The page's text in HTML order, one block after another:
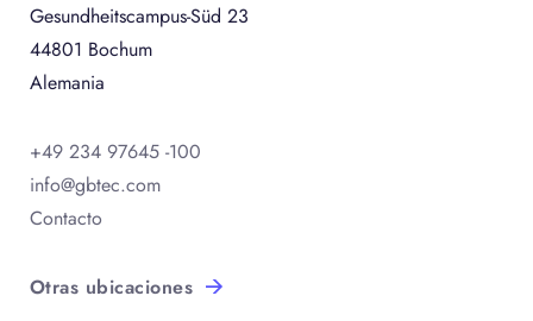
Gesundheitscampus-Süd 23
44801 Bochum
Alemania
+49 234 97645 -100
info@gbtec.com
Contacto
Otras ubicaciones